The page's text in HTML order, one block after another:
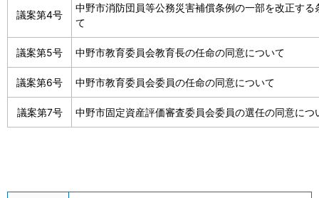
議案第4号
中野市消防団員等公務災害補償条例の一部を改正す
て
議案第5号 中野市教育委員会教育長の任命の同意について
議案第6号 中野市教育委員会委員の任命の同意について
議案第7号 中野市固定資産評価審査委員会委員の選任の同意につ